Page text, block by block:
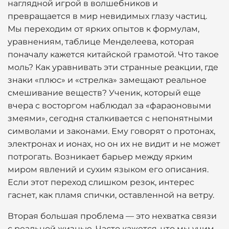
наглядной игрой в волшебников и
превращается в мир невидимых глазу частиц.
Мы переходим от ярких опытов к формулам,
уравнениям, таблице Менделеева, которая
поначалу кажется китайской грамотой. Что такое
моль? Как уравнивать эти странные реакции, где
знаки «плюс» и «стрелка» замещают реальное
смешивание веществ? Ученик, который еще
вчера с восторгом наблюдал за «фараоновыми
змеями», сегодня сталкивается с непонятными
символами и законами. Ему говорят о протонах,
электронах и ионах, но он их не видит и не может
потрогать. Возникает барьер между ярким
миром явлений и сухим языком его описания.
Если этот переход слишком резок, интерес
гаснет, как пламя спички, оставленной на ветру.
Вторая большая проблема — это нехватка связи